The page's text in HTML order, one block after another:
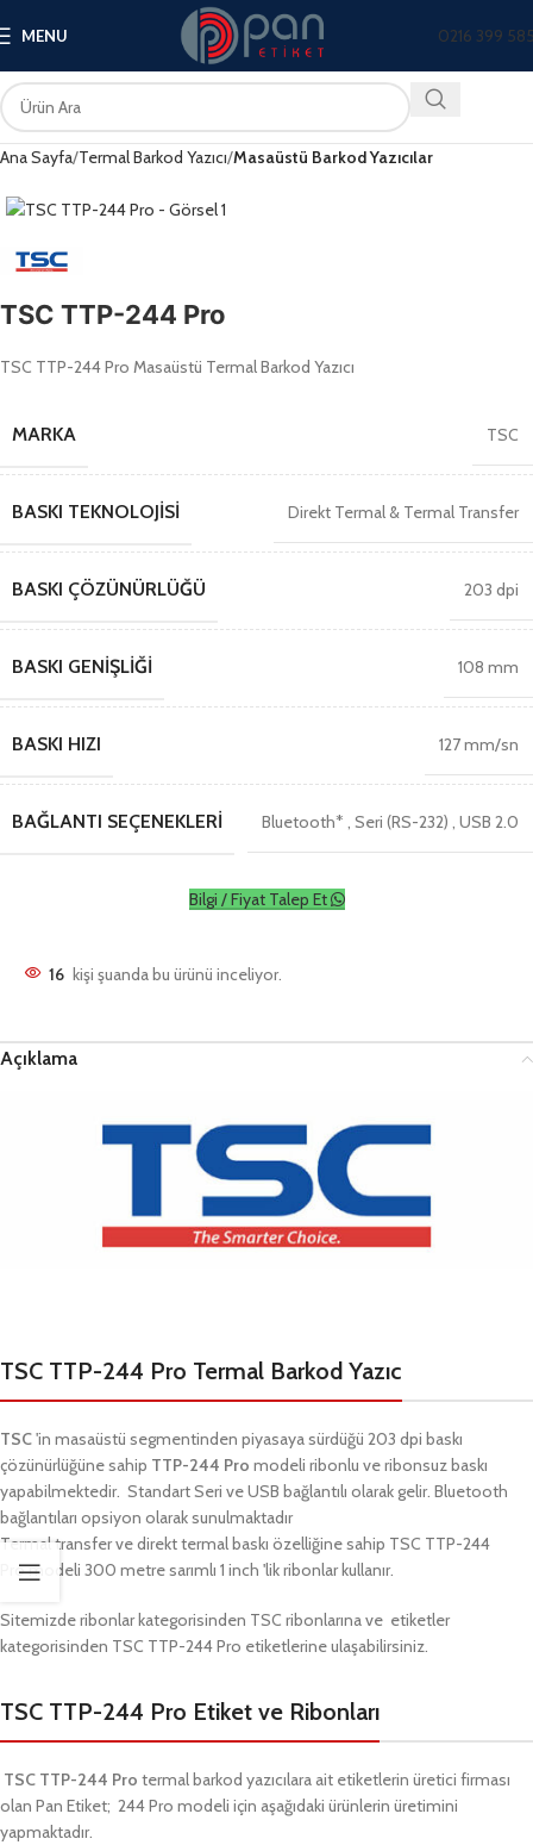
MENU 0216 399
Ana Sayfa Termal Barkod Yazıcı Masaüstü Barkod Yazıcılar
TSC TTP-244 Pro
TSC TTP-244 Pro Masaüstü Termal Barkod Yazıcı
MARKA TSC
BASKI TEKNOLOJISI Direkt Termal & Termal Transfer
BASKI ÇÖZÜNÜRLÜĞÜ 203 dpi
BASKI GENIŞLIĞI 108 mm
BASKI HIZI 127 mm/sn
BAĞLANTI SEÇENEKLERI Bluetooth* , Seri (RS-232) , USB 2.0
Bilgi / Fiyat Talep Et
16 kişi şuanda bu ürünü inceliyor.
Açıklama
TSC TTP-244 Pro Termal Barkod Yazıc
TSC'in masaüstü segmentinden piyasaya sürdüğü 203 dpi baskı
çözünürlüğüne sahip TTP-244 Pro modeli ribonlu ve ribonsuz baskı
yapabilmektedir. Standart Seri ve USB bağlantılı olarak gelir. Bluetooth
bağlantıları opsiyon olarak sunulmaktadır
Termal transfer ve direkt termal baskı özelliğine sahip TSC TTP-244
Promodeli 300 metre sarımlı 1 inch 'lik ribonlar kullanır.
Sitemizde ribonlar kategorisinden TSC ribonlarına ve etiketler
kategorisinden TSC TTP-244 Pro etiketlerine ulaşabilirsiniz.
TSC TTP-244 Pro Etiket ve Ribonları
TSC TTP-244 Pro termal barkod yazıcılara ait etiketlerin üretici firması
olan Pan Etiket; 244Pro modeli için aşağıdaki ürünlerin üretimini
yapmaktadır.